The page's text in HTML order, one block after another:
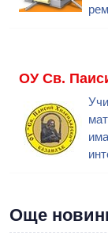
ОУ Св.
Още